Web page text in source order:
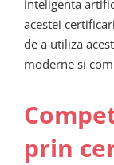
inteligenta
acestei
de a utiliza
moderne si
prin